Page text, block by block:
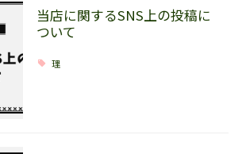
当店に関するSNS上の投稿に
ついて
理